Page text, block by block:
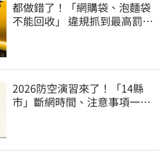
都做錯了！「網購袋、泡麵袋
不能回收」 違規抓到最高罰
2026防空演習來了！「14縣
市」斷網時間、注意事項一次